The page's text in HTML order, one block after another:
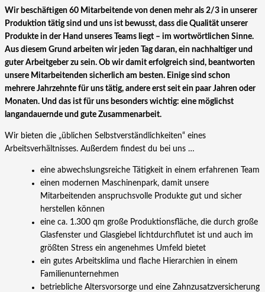
Wir beschäftigen 60 Mitarbeitende von denen mehr als 2/3 in unserer
Produktion tätig sind und uns ist bewusst, dass die Qualität unserer
Produkte in der Hand unseres Teams liegt – im wortwörtlichen Sinne.
Aus diesem Grund arbeiten wir jeden Tag daran, ein nachhaltiger und
guter Arbeitgeber zu sein. Ob wir damit erfolgreich sind, beantworten
unsere Mitarbeitenden sicherlich am besten. Einige sind schon
mehrere Jahrzehnte für uns tätig, andere erst seit ein paar Jahren oder
Monaten. Und das ist für uns besonders wichtig: eine möglichst
langandauernde und gute Zusammenarbeit.
Wir bieten die „üblichen Selbstverständlichkeiten“ eines
Arbeitsverhältnisses. Außerdem findest du bei uns …
eine abwechslungsreiche Tätigkeit in einem erfahrenen Team
einen modernen Maschinenpark, damit unsere
Mitarbeitenden anspruchsvolle Produkte gut und sicher
herstellen können
eine ca. 1.300 qm große Produktionsfläche, die durch große
Glasfenster und Glasgiebel lichtdurchflutet ist und auch im
größten Stress ein angenehmes Umfeld bietet
ein gutes Arbeitsklima und flache Hierarchien in einem
Familienunternehmen
betriebliche Altersvorsorge und eine Zahnzusatzversicherung